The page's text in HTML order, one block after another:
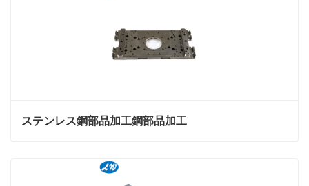
ステンレス鋼部品加工鋼部品加工